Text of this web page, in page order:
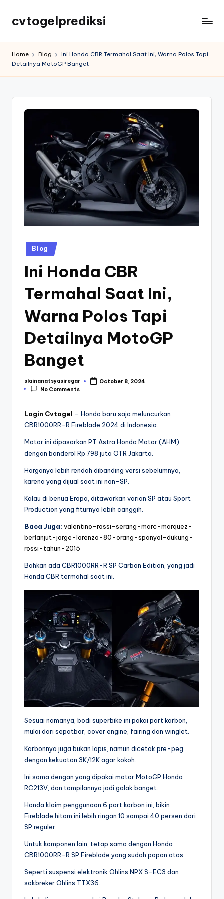
cvtogelprediksi
Home Blog
Ini Honda CBR Termahal Saat Ini, Warna Polos Tapi
Detailnya MotoGP Banget
Posted
in
Blog
Ini Honda CBR
Termahal Saat Ini,
Warna Polos Tapi
Detailnya MotoGP
Banget
Posted
by
slainanatsyasiregar
October 8, 2024
No Comments
Login Cvtogel – Honda baru saja meluncurkan
CBR1000RR-R Fireblade 2024 di Indonesia.
Motor ini dipasarkan PT Astra Honda Motor (AHM)
dengan banderol Rp 798 juta OTR Jakarta.
Harganya lebih rendah dibanding versi sebelumnya,
karena yang dijual saat ini non-SP.
Kalau di benua Eropa, ditawarkan varian SP atau Sport
Production yang fiturnya lebih canggih.
Baca Juga: valentino-rossi-serang-marc-marquez-
berlanjut-jorge-lorenzo-80-orang-spanyol-dukung-
rossi-tahun-2015
Bahkan ada CBR1000RR-R SP Carbon Edition, yang jadi
Honda CBR termahal saat ini.
Sesuai namanya, bodi superbike ini pakai part karbon,
mulai dari sepatbor, cover engine, fairing dan winglet.
Karbonnya juga bukan lapis, namun dicetak pre-peg
dengan kekuatan 3K/12K agar kokoh.
Ini sama dengan yang dipakai motor MotoGP Honda
RC213V, dan tampilannya jadi galak banget.
Honda klaim penggunaan 6 part karbon ini, bikin
Fireblade hitam ini lebih ringan 10 sampai 40 persen dari
SP reguler.
Untuk komponen lain, tetap sama dengan Honda
CBR1000RR-R SP Fireblade yang sudah papan atas.
Seperti suspensi elektronik Ohlins NPX S-EC3 dan
sokbreker Ohlins TTX36.